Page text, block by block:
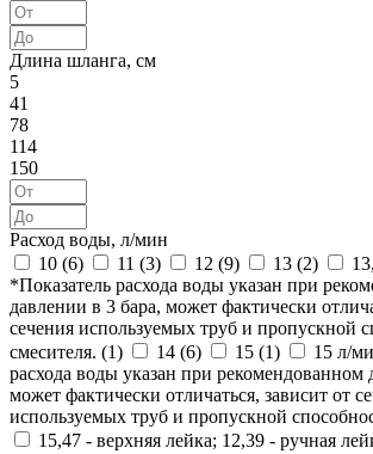
Длина шланга, см
5
41
78
114
150
Расход воды, л/мин
10 (6) 11 (3) 12 (9) 13 (2)
*Показатель расхода воды указан при
давлении в 3 бара, может фактически
сечения используемых труб и пропускной
смесителя. (1) 14 (6) 15 (1)
15 л/
расхода воды указан при рекомендованном
может фактически отличаться, зависит от
используемых труб и пропускной
15,47 - верхняя лейка; 12,39 - ручная